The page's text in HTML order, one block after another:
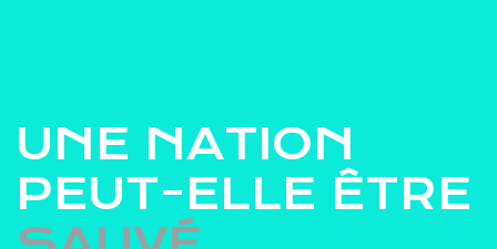
UNE NATION
PEUT-ELLE ÊTRE